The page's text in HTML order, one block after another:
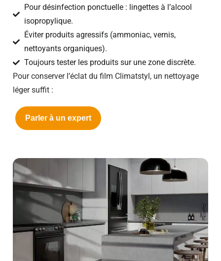
Pour désinfection ponctuelle : lingettes à l’alcool
isopropylique.
Éviter produits agressifs (ammoniac, vernis,
nettoyants organiques).
Toujours tester les produits sur une zone discrète.
Pour conserver l’éclat du film Climatstyl, un nettoyage
léger suffit :
Parler à un expert